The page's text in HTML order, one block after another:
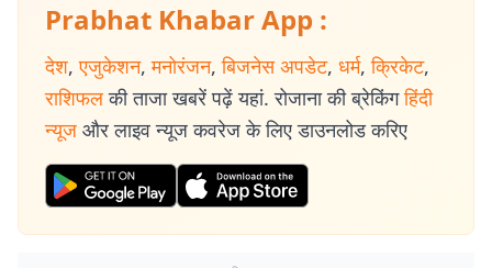
Prabhat Khabar App :
देश, एजुकेशन, मनोरंजन, बिजनेस अपडेट, धर्म, क्रिकेट,
राशिफल की ताजा खबरें पढ़ें यहां. रोजाना की ब्रेकिंग हिंदी
न्यूज और लाइव न्यूज कवरेज के लिए डाउनलोड करिए